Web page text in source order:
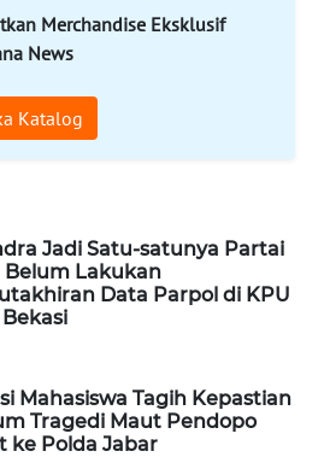
Merchandise Eksklusif
News
Katalog
Jadi Satu-satunya Partai
Belum Lakukan
Data Parpol di KPU
Mahasiswa Tagih Kepastian
Tragedi Maut Pendopo
ke Polda Jabar